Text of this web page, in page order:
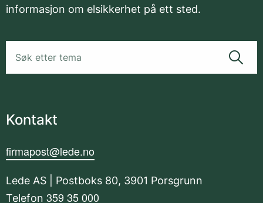
informasjon om elsikkerhet på ett sted.
Kontakt
firmapost@lede.no
Lede AS | Postboks 80, 3901 Porsgrunn
Telefon 359 35 000